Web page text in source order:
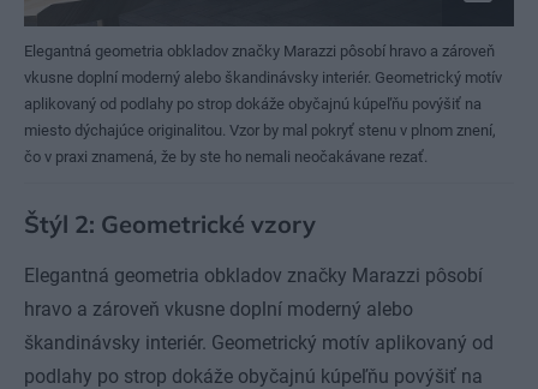
Elegantná geometria obkladov značky Marazzi pôsobí hravo a zároveň
vkusne doplní moderný alebo škandinávsky interiér. Geometrický motív
aplikovaný od podlahy po strop dokáže obyčajnú kúpeľňu povýšiť na
miesto dýchajúce originalitou. Vzor by mal pokryť stenu v plnom znení,
čo v praxi znamená, že by ste ho nemali neočakávane rezať.
Štýl 2: Geometrické vzory
Elegantná geometria obkladov značky Marazzi pôsobí
hravo a zároveň vkusne doplní moderný alebo
škandinávsky interiér. Geometrický motív aplikovaný od
podlahy po strop dokáže obyčajnú kúpeľňu povýšiť na